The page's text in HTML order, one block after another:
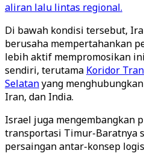
aliran lalu lintas regional.
Di bawah kondisi tersebut,
berusaha mempertahankan
lebih aktif mempromosikan
sendiri, terutama Koridor
Selatanyang
Iran, dan India.
Israel juga mengembangkan
transportasi Timur-Baratnya
persaingan antar-konsep